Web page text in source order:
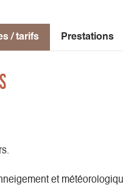
/ tarifs Prestations
et